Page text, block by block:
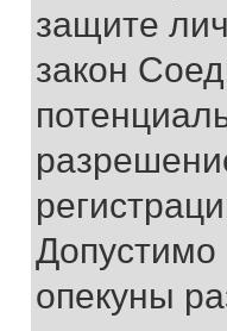
защите
закон
Допустимо
опекуны